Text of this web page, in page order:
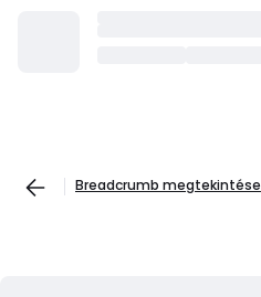
Breadcrumb megtekintése